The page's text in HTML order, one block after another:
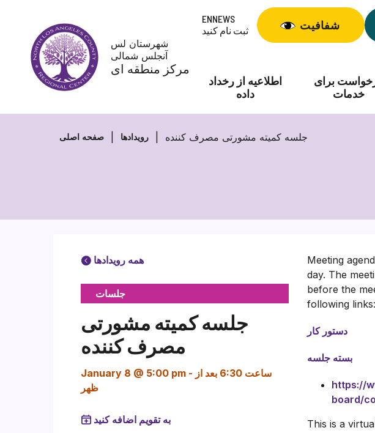
content
شهرستان لس
آنجلس شمالی
مرکز منطقه ای
ENNEWS
ثبت نام کنید
شفافیت
اطلاعیه از رخداد
داده
برای
خدمات
صفحه اصلی رویدادها جلسه کمیته مشورتی مصرف کننده
همه رویدادها
جلسات
جلسه کمیته مشورتی
مصرف کننده
January 8 @ 5:00 pm - ساعت 6:30 بعد از
ظهر
به تقویم اضافه کنید
Meeting
day. The
before the
following links:
دستور کار
بسته جلسه
https://
board/
This is a